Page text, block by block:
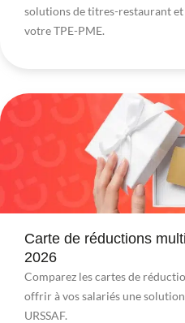
solutions de titres-restaurant et
votre TPE-PME.
Carte de réductions
2026
Comparez les cartes de
offrir à vos salariés une
URSSAF.